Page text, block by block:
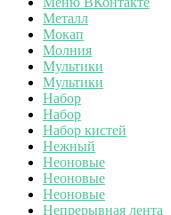
Металл
Мокап
Молния
Мультики
Мультики
Набор
Набор
Набор кистей
Нежный
Неоновые
Неоновые
Неоновые
Непрерывная лента